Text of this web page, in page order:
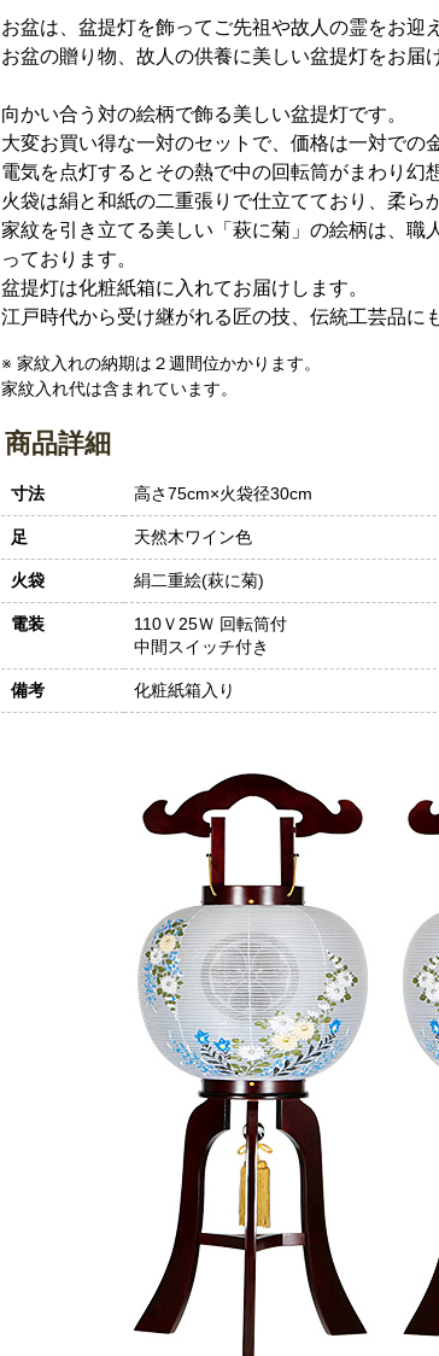
お盆は、盆提灯を飾ってご先祖や故人の霊をお迎
お盆の贈り物、故人の供養に美しい盆提灯をお届
向かい合う対の絵柄で飾る美しい盆提灯です。
大変お買い得な一対のセットで、価格は一対での
電気を点灯するとその熱で中の回転筒がまわり幻
火袋は絹と和紙の二重張りで仕立てており、柔ら
家紋を引き立てる美しい「萩に菊」の絵柄は、職
っております。
盆提灯は化粧紙箱に入れてお届けします。
江戸時代から受け継がれる匠の技、伝統工芸品に
※ 家紋入れの納期は２週間位かかります。
家紋入れ代は含まれています。
商品詳細
寸法 高さ75cm×火袋径30cm
足 天然木ワイン色
火袋 絹二重絵(萩に菊)
電装
110Ｖ25Ｗ 回転筒付
中間スイッチ付き
備考 化粧紙箱入り